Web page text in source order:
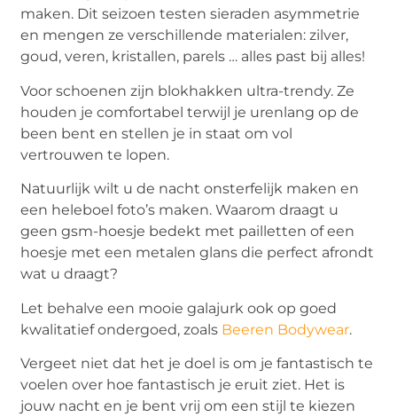
maken. Dit seizoen testen sieraden asymmetrie
en mengen ze verschillende materialen: zilver,
goud, veren, kristallen, parels … alles past bij alles!
Voor schoenen zijn blokhakken ultra-trendy. Ze
houden je comfortabel terwijl je urenlang op de
been bent en stellen je in staat om vol
vertrouwen te lopen.
Natuurlijk wilt u de nacht onsterfelijk maken en
een heleboel foto’s maken. Waarom draagt u
geen gsm-hoesje bedekt met pailletten of een
hoesje met een metalen glans die perfect afrondt
wat u draagt?
Let behalve een mooie galajurk ook op goed
kwalitatief ondergoed, zoals Beeren Bodywear.
Vergeet niet dat het je doel is om je fantastisch te
voelen over hoe fantastisch je eruit ziet. Het is
jouw nacht en je bent vrij om een stijl te kiezen